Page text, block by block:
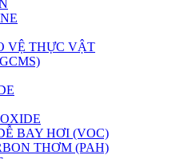
VỆ THỰC VẬT
BAY HƠI (VOC)
THƠM (PAH)